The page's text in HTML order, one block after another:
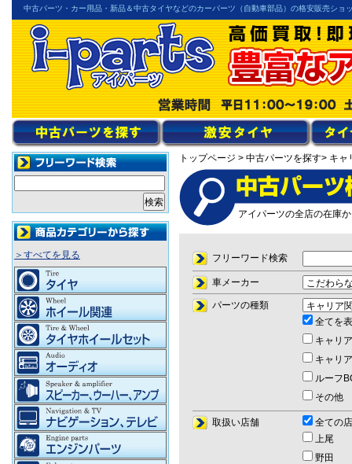
中古パーツ・カー用品・新品＆中古タイヤなどのカーパーツ（自動車部品）の格安販売ショ
トップページ > 中古パーツを探す> キャ
アイパーツの全店の在庫
フリーワード検索
車メーカー
パーツの種類
全てを
キャリ
キャリ
ルーフ
その他
取扱い店舗
全ての
上尾
野田
＞すべてを見る